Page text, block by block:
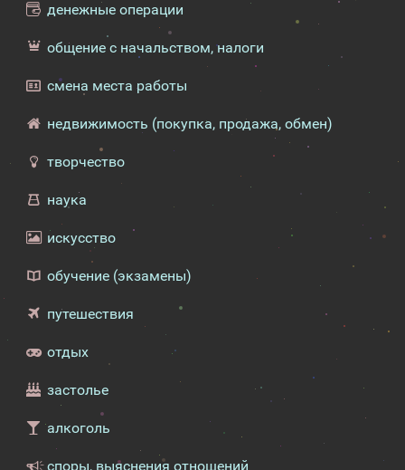
денежные операции
общение с начальством, налоги
смена места работы
недвижимость (покупка, продажа, обмен)
творчество
наука
искусство
обучение (экзамены)
путешествия
отдых
застолье
алкоголь
споры, выяснения отношений